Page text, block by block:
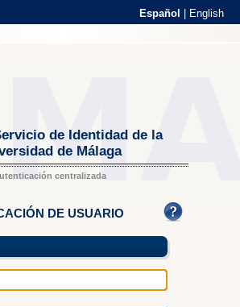
Español English
de Identidad de la
de Málaga
centralizada
DE USUARIO